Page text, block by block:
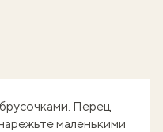
Перец
маленькими